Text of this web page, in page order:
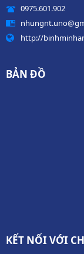
0975.601.902
http://
BẢN ĐỒ
KẾT NỐI VỚI